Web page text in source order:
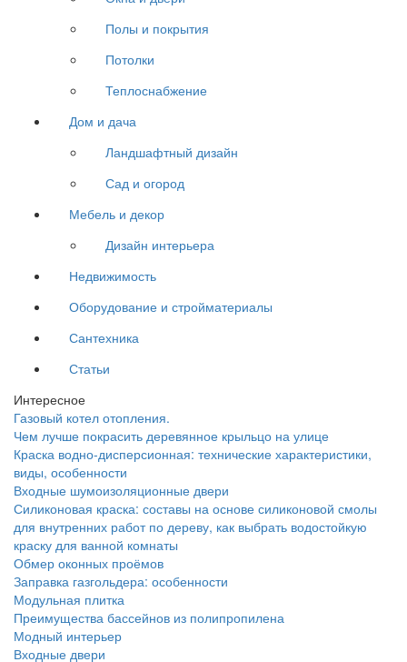
Полы и покрытия
Потолки
Теплоснабжение
Дом и дача
Ландшафтный дизайн
Сад и огород
Мебель и декор
Дизайн интерьера
Недвижимость
Оборудование и стройматериалы
Сантехника
Статьи
Интересное
Газовый котел отопления.
Чем лучше покрасить деревянное крыльцо на улице
Краска водно-дисперсионная: технические характеристики,
виды, особенности
Входные шумоизоляционные двери
Силиконовая краска: составы на основе силиконовой смолы
для внутренних работ по дереву, как выбрать водостойкую
краску для ванной комнаты
Обмер оконных проёмов
Заправка газгольдера: особенности
Модульная плитка
Преимущества бассейнов из полипропилена
Модный интерьер
Входные двери